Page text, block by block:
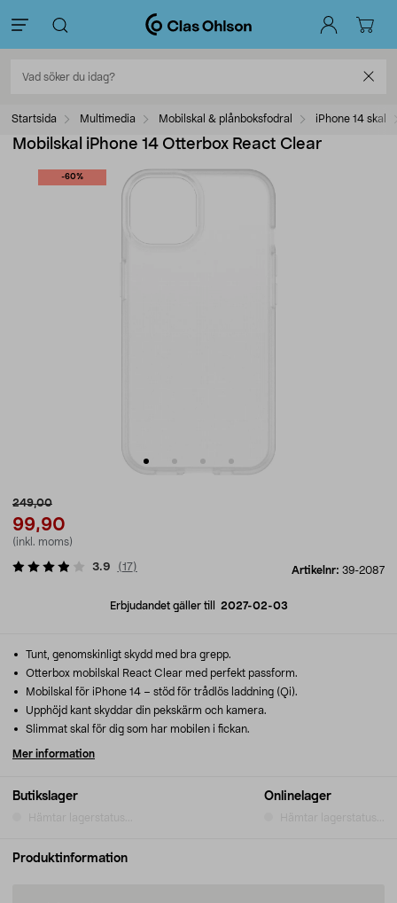
Startsida Multimedia Mobilskal & plånboksfodral iPhone 14 skal
Mobilskal iPhone 14 Otterbox React Clear
-60%
249,00
99,90
(inkl. moms)
Artikelnr: 39-2087
3.9 (17)
Erbjudandet gäller till 2027-02-03
Butikslager
Hämtar lagerstatus...
Onlinelager
Hämtar lagerstatus...
Tunt, genomskinligt skydd med bra grepp.
Otterbox mobilskal React Clear med perfekt passform.
Mobilskal för iPhone 14 – stöd för trådlös laddning (Qi).
Upphöjd kant skyddar din pekskärm och kamera.
Slimmat skal för dig som har mobilen i fickan.
Mer information
Produktinformation